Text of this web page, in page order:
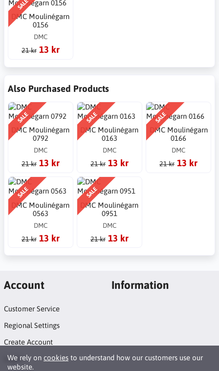
SALE
DMC Moulinégarn
0156
DMC
21 kr 13 kr
Also Purchased Products
SALE
DMC Moulinégarn
0792
DMC
21 kr 13 kr
SALE
DMC Moulinégarn
0163
DMC
21 kr 13 kr
SALE
DMC Moulinégarn
0166
DMC
21 kr 13 kr
SALE
DMC Moulinégarn
0563
DMC
21 kr 13 kr
SALE
DMC Moulinégarn
0951
DMC
21 kr 13 kr
We rely on cookies to understand how our customers use our
website.
Account
Customer Service
Regional Settings
Create Account
Login
Information